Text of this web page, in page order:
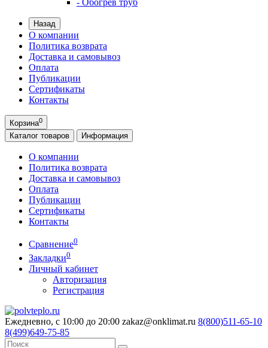
- Обогрев труб
Назад
О компании
Политика возврата
Доставка и самовывоз
Оплата
Публикации
Сертификаты
Контакты
Корзина0
Каталог товаров Информация
О компании
Политика возврата
Доставка и самовывоз
Оплата
Публикации
Сертификаты
Контакты
Сравнение0
Закладки0
Личный кабинет
Авторизация
Регистрация
Ежедневно, с 10:00 до 20:00 zakaz@onklimat.ru 8(800)511-65-10
8(499)649-75-85